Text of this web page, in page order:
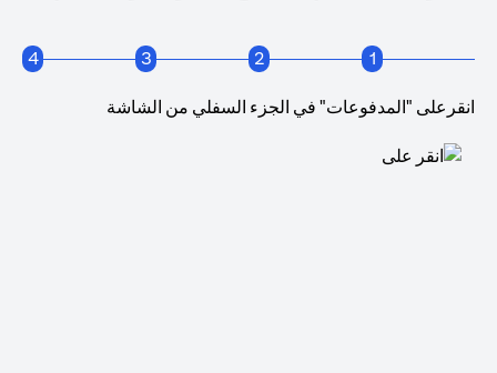
1
2
3
4
انقرعلى "المدفوعات" في الجزء السفلي من الشاشة